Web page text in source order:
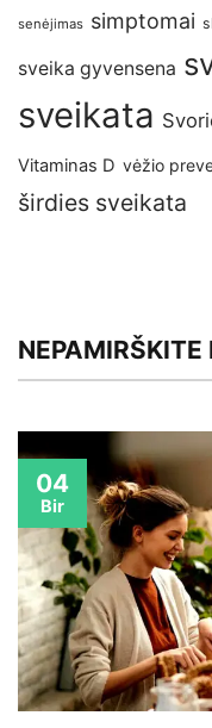
senėjimas simptomai
sveika gyvensena
sveikata
Vitaminas D vėžio
širdies sveikata
04
Bir